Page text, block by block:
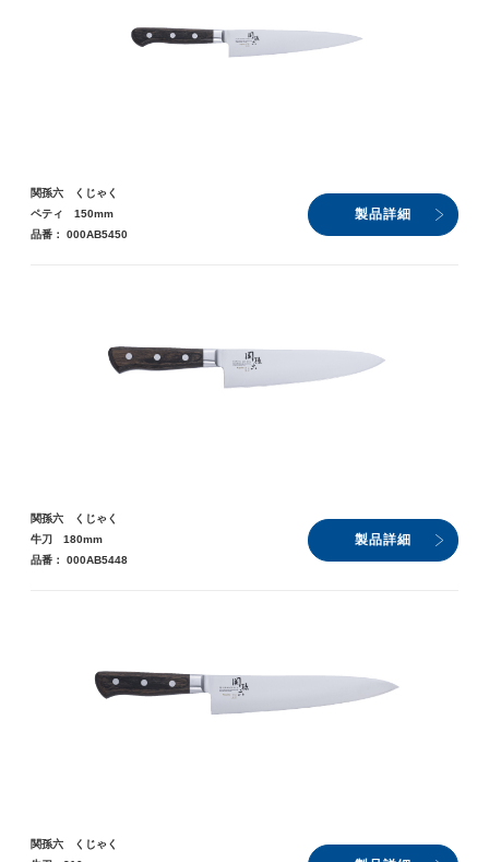
関孫六 くじゃく
ペティ 150mm
品番： 000AB5450
製品詳細
関孫六 くじゃく
牛刀 180mm
品番： 000AB5448
製品詳細
関孫六 くじゃく